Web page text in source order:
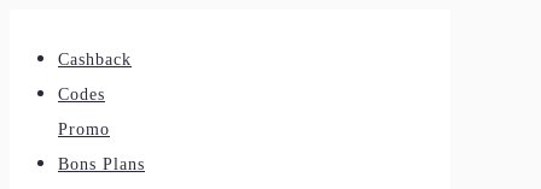
Cashback
Codes
Promo
Bons Plans